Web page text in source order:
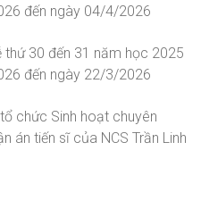
đến ngày 04/4/2026
thứ 30 đến 31 năm học 2025
đến ngày 22/3/2026
chức Sinh hoạt chuyên
án tiến sĩ của NCS Trần Linh